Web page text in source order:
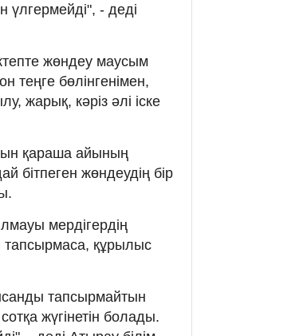
үлгермейді", - деді
жөндеу маусым
теңге бөлінгенімен,
жарық, кәріз әлі іске
қараша айының
бітпеген жөндеудің бір
мердігердің
құрылыс
тапсырмайтын
жүгінетін болады.